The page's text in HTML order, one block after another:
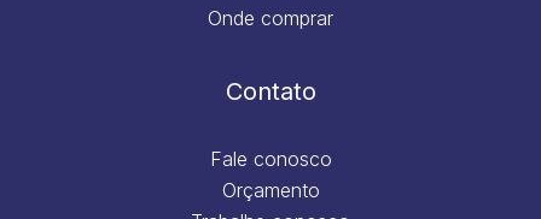
Onde comprar
Contato
Fale conosco
Orçamento